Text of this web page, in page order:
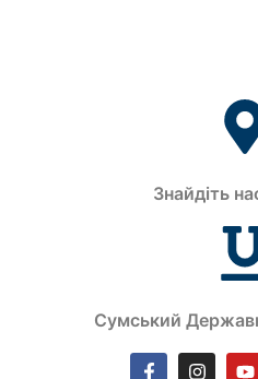
Знайдіть
Сумський